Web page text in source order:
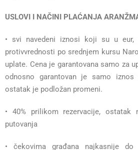
USLOVI I NAČINI PLAĆANJA
• svi navedeni iznosi koji su u eur,
protivvrednosti po srednjem kursu
uplate. Cena je garantovana samo za
odnosno garantovan je samo iznos
ostatak je podložan promeni.
• 40% prilikom rezervacije, ostatak
putovanja
• čekovima građana najkasnije do